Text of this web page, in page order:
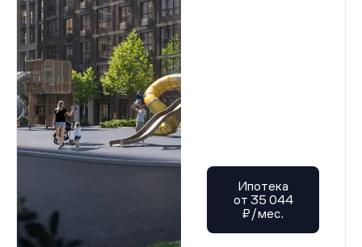
Ипотека
от 35 044
₽/мес.